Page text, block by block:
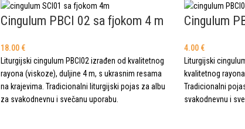
Cingulum PBCI 02 sa fjokom 4 m
18.00 €
Liturgijski cingulum PBCI02 izrađen od kvalitetnog
rayona (viskoze), duljine 4 m, s ukrasnim resama
na krajevima. Tradicionalni liturgijski pojas za albu
za svakodnevnu i svečanu uporabu.
Cingulum
4.00 €
Liturgijski
kvalitetnog
Tradicionalni
svakodnevnu i